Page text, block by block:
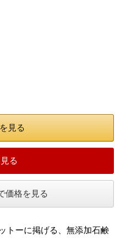
見る
る
価格を見る
トーに掲げる、無添加石鹸